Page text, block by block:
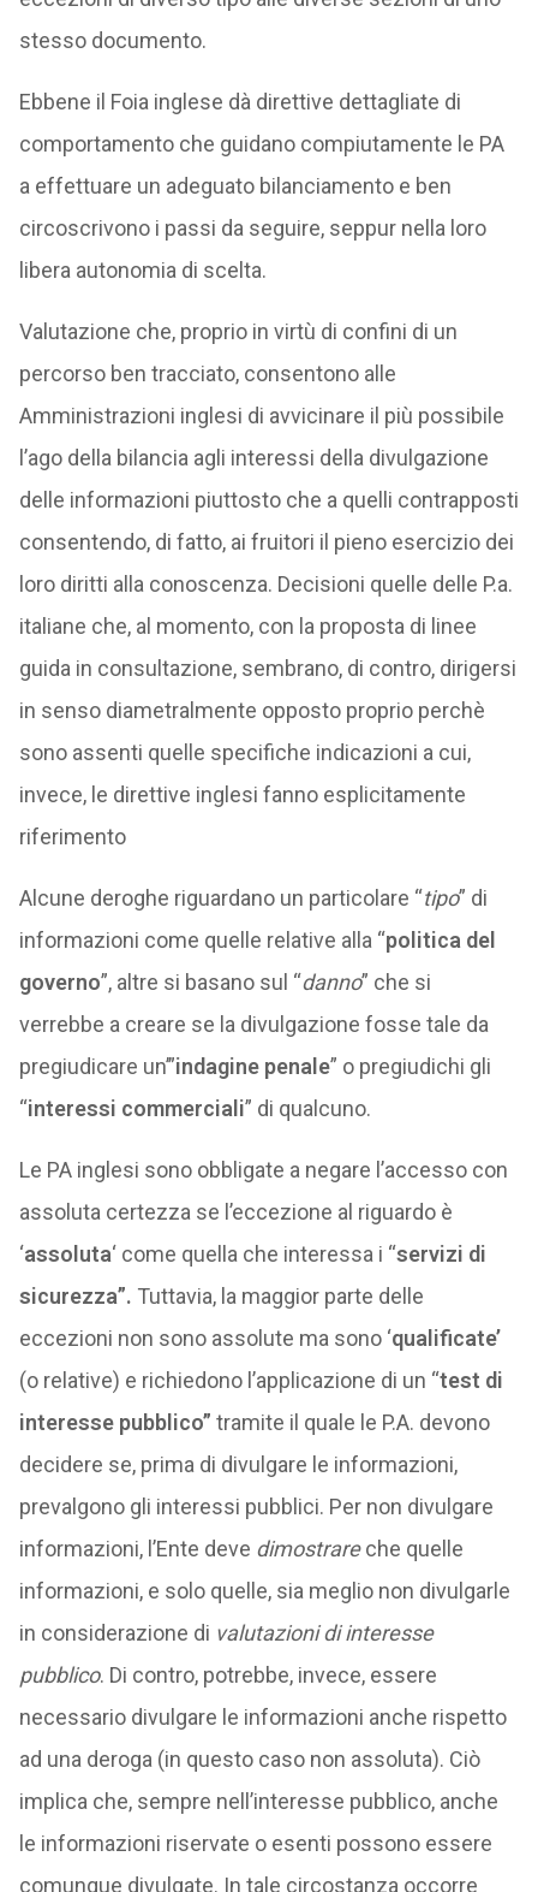
stesso documento.
Ebbene il Foia inglese dà direttive dettagliate di
comportamento che guidano compiutamente le PA
a effettuare un adeguato bilanciamento e ben
circoscrivono i passi da seguire, seppur nella loro
libera autonomia di scelta.
Valutazione che, proprio in virtù di confini di un
percorso ben tracciato, consentono alle
Amministrazioni inglesi di avvicinare il più possibile
l’ago della bilancia agli interessi della divulgazione
delle informazioni piuttosto che a quelli contrapposti
consentendo, di fatto, ai fruitori il pieno esercizio dei
loro diritti alla conoscenza. Decisioni quelle delle P.a.
italiane che, al momento, con la proposta di linee
guida in consultazione, sembrano, di contro, dirigersi
in senso diametralmente opposto proprio perchè
sono assenti quelle specifiche indicazioni a cui,
invece, le direttive inglesi fanno esplicitamente
riferimento
Alcune deroghe riguardano un particolare “tipo” di
informazioni come quelle relative alla “politica del
governo”, altre si basano sul “danno” che si
verrebbe a creare se la divulgazione fosse tale da
pregiudicare un’”indagine penale” o pregiudichi gli
“interessi commerciali” di qualcuno.
Le PA inglesi sono obbligate a negare l’accesso con
assoluta certezza se l’eccezione al riguardo è
‘assoluta‘ come quella che interessa i “servizi di
sicurezza”. Tuttavia, la maggior parte delle
eccezioni non sono assolute ma sono ‘qualificate’
(o relative) e richiedono l’applicazione di un “test di
interesse pubblico” tramite il quale le P.A. devono
decidere se, prima di divulgare le informazioni,
prevalgono gli interessi pubblici. Per non divulgare
informazioni, l’Ente deve dimostrareche quelle
informazioni, e solo quelle, sia meglio non divulgarle
in considerazione di valutazioni di interesse
pubblico. Di contro, potrebbe, invece, essere
necessario divulgare le informazioni anche rispetto
ad una deroga (in questo caso non assoluta). Ciò
implica che, sempre nell’interesse pubblico, anche
le informazioni riservate o esenti possono essere
comunque divulgate. In tale circostanza occorre